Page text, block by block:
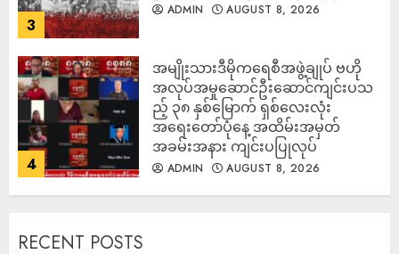
3
ADMIN AUGUST 8, 2026
4
အမျိုးသားဒီမိုကရေစီအဖွဲ့ချုပ် ဗဟို
အလုပ်အမှုဆောင်ဦးဆောင်ကျင်းပသ
ည့် ၃၈ နှစ်မြောက် ရှစ်လေးလုံး
အရေးတော်ပုံနေ့ အထိမ်းအမှတ်
အခမ်းအနား ကျင်းပပြုလုပ်
ADMIN AUGUST 8, 2026
RECENT POSTS